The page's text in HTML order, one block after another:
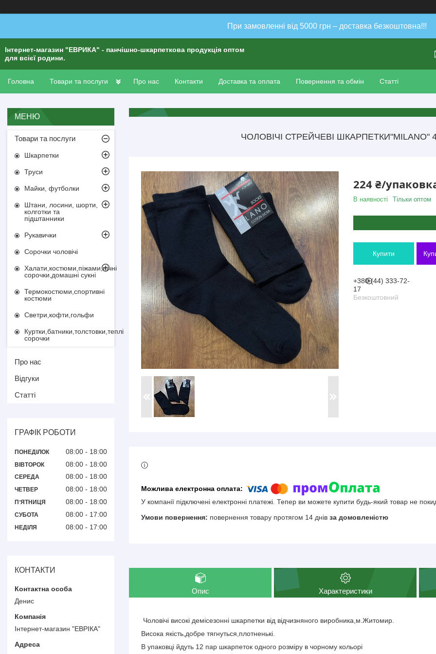
При замовленні від 5000 грн – доставка безкоштовна!!!
Інтернет-магазин "ЕВРИКА" - панчішно-шкарпеткова продукція оптом
для всієї родини.
Головна Товари та послуги Про нас Контакти Доставка та оплата Повернення та обмін Статті
ЧОЛОВІЧІ СТРЕЙЧЕВІ ШКАРПЕТКИ"MILANO"
224 ₴/
В наявності Тільки оптом
Купити
+380 (44) 333-72-
17
Безкоштовний
У компанії підключені електронні платежі. Тепер ви можете купити будь-який товар не
повернення товару протягом 14 днів за домовленістю
Опис Характеристики
Чоловічі високі демісезонні шкарпетки від відчизняного виробника,м.Житомир.
Висока якість,добре тягнуться,плотненькі.
В упаковці йдуть 12 пар шкарпеток одного розміру в чорному кольорі
Товари та послуги
Шкарпетки
Труси
Майки, футболки
Штани, лосини, шорти,
колготки та
підштанники
Рукавички
Сорочки чоловічі
Халати,костюми,піжами,нічні
сорочки,домашні сукні
Термокостюми,спортивні
костюми
Светри,кофти,гольфи
Куртки,батники,толстовки,теплі
сорочки
Про нас
Відгуки
Статті
ГРАФІК РОБОТИ
ПОНЕДІЛОК 08:00 18:00
ВІВТОРОК 08:00 18:00
СЕРЕДА 08:00 18:00
ЧЕТВЕР 08:00 18:00
ПʼЯТНИЦЯ 08:00 18:00
СУБОТА 08:00 17:00
НЕДІЛЯ 08:00 17:00
КОНТАКТИ
Денис
Інтернет-магазин "ЕВРІКА"